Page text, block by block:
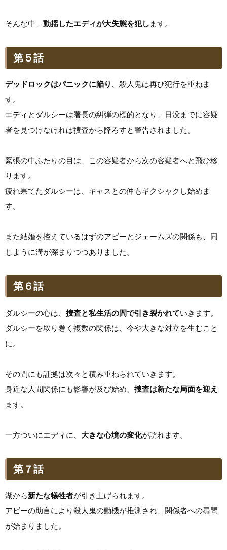
そんな中、 動揺したエディが大失態を犯し ます。
第５話
デッドロックはパニックに陥り
、殺人鬼は再び犯行を重ねま
す。
エディとダルシーは署長の糾弾の標的となり、日没までに容疑
者を見つけなければ捜査から降ろすと警告されました。
緊張の中ふたりの目は、この容疑者から次の容疑者へと飛び移
ります。
疲れ果てたダルシーは、キャスとの仲もギクシャクし始めま
す。
また結婚を控えているはずのアビーとジェームズの関係も、同
じように溝が深まりつつありました。
第６話
ダルシーの心は、 捜査と私生活の間で引き裂かれていきます。
ダルシーを取り巻く複数の関係は、今や大きな対立を生むこと
に。
その間にも証拠は次々と積み重ねられていきます。
身近な人間関係にも影響が及び始め、 捜査は新たな局面を迎え
ます。
一方ついにエディに、 大きな心境の変化が訪れます。
第７話
湖から新たな犠牲者が引き上げられます。
アビーの助言により殺人鬼の動機が推測され、関係者への尋問
が始まりました。